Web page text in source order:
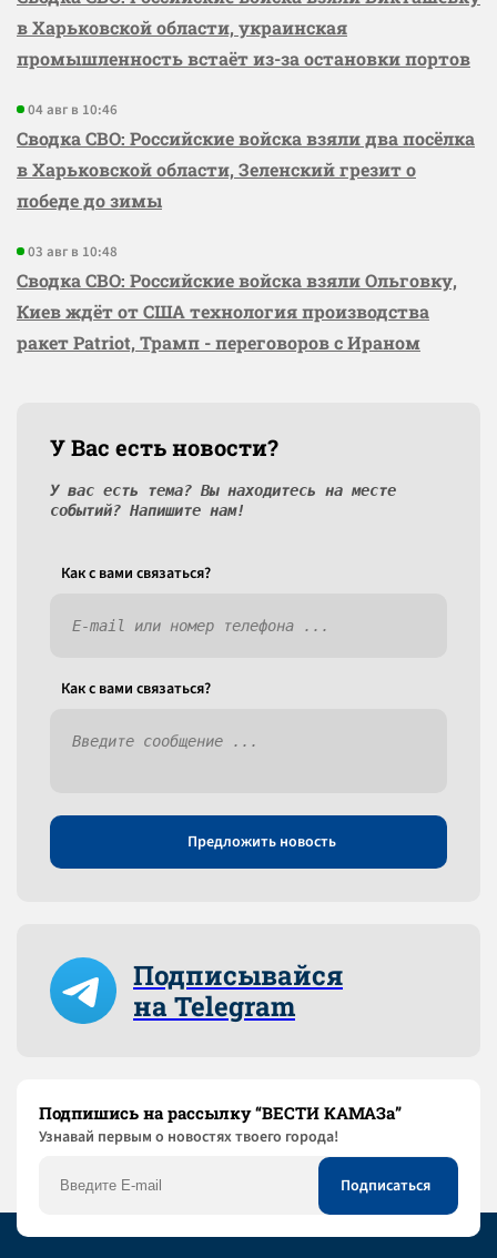
в Харьковской области, украинская
промышленность встаёт из-за остановки портов
04 авг в 10:46
Сводка СВО: Российские войска взяли два посёлка
в Харьковской области, Зеленский грезит о
победе до зимы
03 авг в 10:48
Сводка СВО: Российские войска взяли Ольговку,
Киев ждёт от США технология производства
ракет Patriot, Трамп - переговоров с Ираном
У Вас есть новости?
У вас есть тема? Вы находитесь на месте
событий? Напишите нам!
Как c вами связаться?
Как c вами связаться?
Предложить новость
Подписывайся
на Telegram
Подпишись на рассылку “ВЕСТИ КАМАЗа”
Узнaвай первым о новостях твоего города!